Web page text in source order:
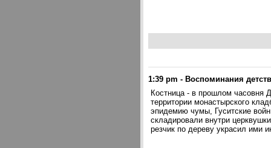
1:39 pm - Воспоминания
Костница - в прошлом часовня
территории монастырского
эпидемию чумы, Гуситские
складировали внутри
резчик по дереву украсил ими